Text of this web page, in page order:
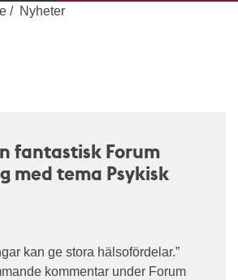
Nyheter
fantastisk Forum
med tema Psykisk
kan ge stora hälsofördelar.”
kommentar under Forum